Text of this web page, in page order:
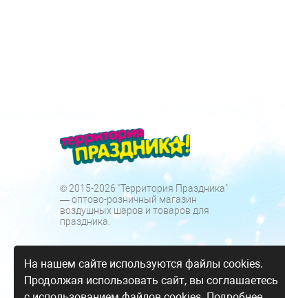
© 2015-2026 "Территория Праздника"
— оптово-розничный магазин
воздушных шаров и товаров для
праздника.
На нашем сайте используются файлы cookies.
Продолжая использовать сайт, вы соглашаетесь